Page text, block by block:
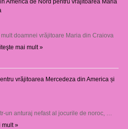
doamnei vrăjitoare Maria din Craiova
mai mult »
vrăjitoarea Mercedeza din America și
un anturaj nefast al jocurile de noroc, …
mult »